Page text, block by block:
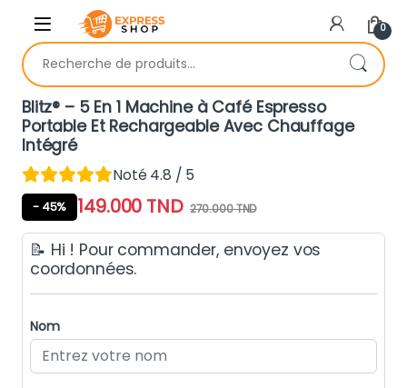
Skip to navigation
Skip to content
0
Recherche pour :
Blitz® – 5 En 1 Machine à Café Espresso
Portable Et Rechargeable Avec Chauffage
Intégré
Noté 4.8 / 5
- 45% 149.000 TND 270.000TND
📝 Hi ! Pour commander, envoyez vos
coordonnées.
Nom